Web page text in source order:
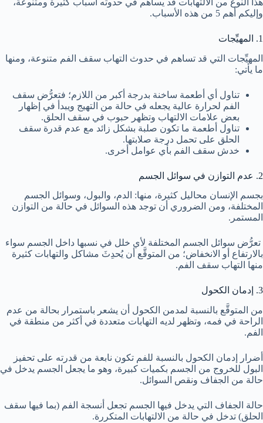
وإليكم أهم 5 من هذه الأسباب.
1. المهيِّجات
المهيِّجات التي قد تساهم في حدوث التهاب سقف الفم متنوعة، ومنها
ما يأتي:
تناول أي أطعمة ساخنة بدرجة أكبر من اللازم؛ فتعرُّض سقف
الفم لحرارة عالية يجعله في حالة من التهيج ويبدأ في إظهار
بعض علامات الالتهاب وتظهر حبوب في سقف الحلق.
تناول أطعمة ما تكون صلبة بشكل زائد مع عدم قدرة سقف
الحلق على تحمل درجة صلابتها.
خدش سقف الفم بأي عوامل أخرى.
2. عدم التوازن في سوائل الجسم
بجسم الإنسان محاليل كثيرة، منها: الدم، والبول، وسوائل الجسم
المختلفة، ومن الضروري أن توجد هذه السوائل في حالة من التوازن
المستمر.
تعرُّض سوائل الجسم المختلفة لأي خلل في نسبها داخل الجسم سواء
بالارتفاع أو الانخفاض؛ من المتوقَّع أن يُحدِثَ مشاكل والتهابات كثيرة
منها التهاب سقف الفم.
3. إدمان الكحول
من المتوقَّع بالنسبة لمدمن الكحول أن يشعر باستمرار بحالة من عدم
الراحة في فمه، وتظهر لديه التهابات متعددة في أكثر من منطقة في
الفم.
أضرار إدمان الكحول بالنسبة للفم تكون نابعة من قدرته على تحفيز
البول للخروج من الجسم بكميات كبيرة، وهو ما يجعل الجسم يدخل في
حالة من الجفاف ونقص السوائل.
حالة الجفاف التي يدخل فيها الجسم تجعل أنسجة الفم (بما فيها سقف
الحلق) تدخل في حالة من الالتهابات المتكررة.